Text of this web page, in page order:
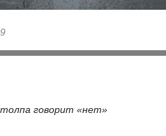
говорит «нет»